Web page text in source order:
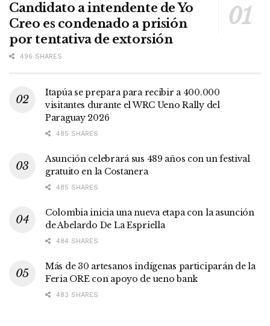
Candidato a intendente de Yo
Creo es condenado a prisión
por tentativa de extorsión
496 SHARES
Itapúa se prepara para recibir a 400.000
visitantes durante el WRC Ueno Rally del
Paraguay 2026
485 SHARES
Asunción celebrará sus 489 años con un festival
gratuito en la Costanera
485 SHARES
Colombia inicia una nueva etapa con la asunción
de Abelardo De La Espriella
484 SHARES
Más de 30 artesanos indígenas participarán de la
Feria ORE con apoyo de ueno bank
483 SHARES